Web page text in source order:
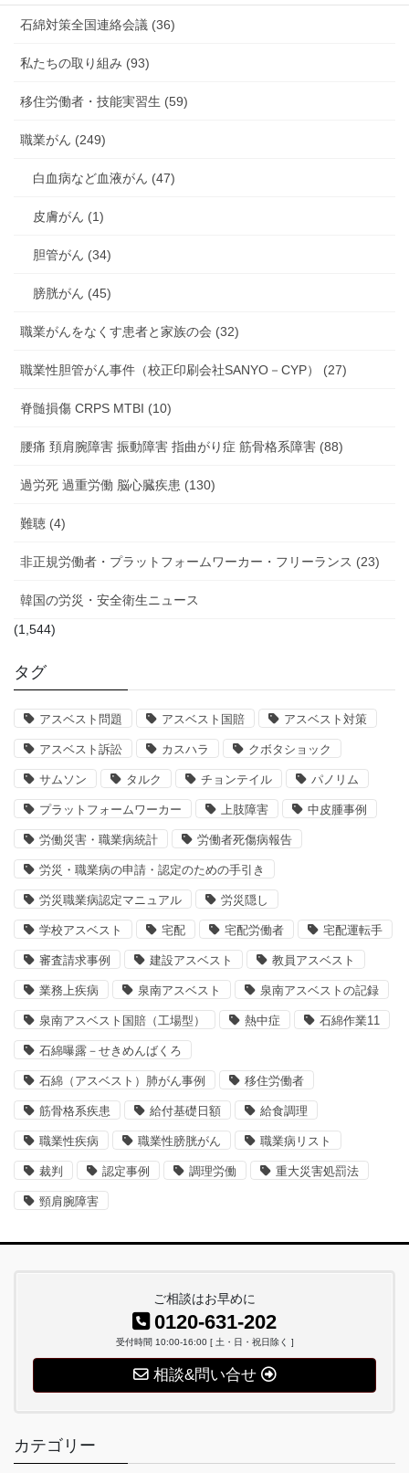
石綿対策全国連絡会議 (36)
私たちの取り組み (93)
移住労働者・技能実習生 (59)
職業がん (249)
白血病など血液がん (47)
皮膚がん (1)
胆管がん (34)
膀胱がん (45)
職業がんをなくす患者と家族の会 (32)
職業性胆管がん事件（校正印刷会社SANYO－CYP） (27)
脊髄損傷 CRPS MTBI (10)
腰痛 頚肩腕障害 振動障害 指曲がり症 筋骨格系障害 (88)
過労死 過重労働 脳心臓疾患 (130)
難聴 (4)
非正規労働者・プラットフォームワーカー・フリーランス (23)
韓国の労災・安全衛生ニュース
(1,544)
タグ
アスベスト問題 アスベスト国賠 アスベスト対策
アスベスト訴訟 カスハラ クボタショック
サムソン タルク チョンテイル パノリム
プラットフォームワーカー 上肢障害 中皮腫事例
労働災害・職業病統計 労働者死傷病報告
労災・職業病の申請・認定のための手引き
労災職業病認定マニュアル 労災隠し
学校アスベスト 宅配 宅配労働者 宅配運転手
審査請求事例 建設アスベスト 教員アスベスト
業務上疾病 泉南アスベスト 泉南アスベストの記録
泉南アスベスト国賠（工場型） 熱中症 石綿作業11
石綿曝露－せきめんばくろ
石綿（アスベスト）肺がん事例 移住労働者
筋骨格系疾患 給付基礎日額 給食調理
職業性疾病 職業性膀胱がん 職業病リスト
裁判 認定事例 調理労働 重大災害処罰法
頸肩腕障害
ご相談はお早めに
0120-631-202
受付時間 10:00-16:00 [ 土・日・祝日除く ]
相談&問い合せ
カテゴリー